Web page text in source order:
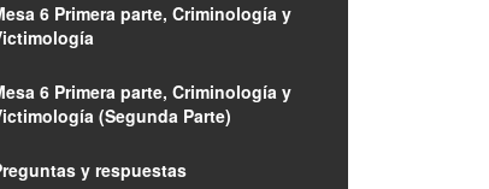
6 Primera parte, Criminología y
6 Primera parte, Criminología y
(Segunda Parte)
y respuestas